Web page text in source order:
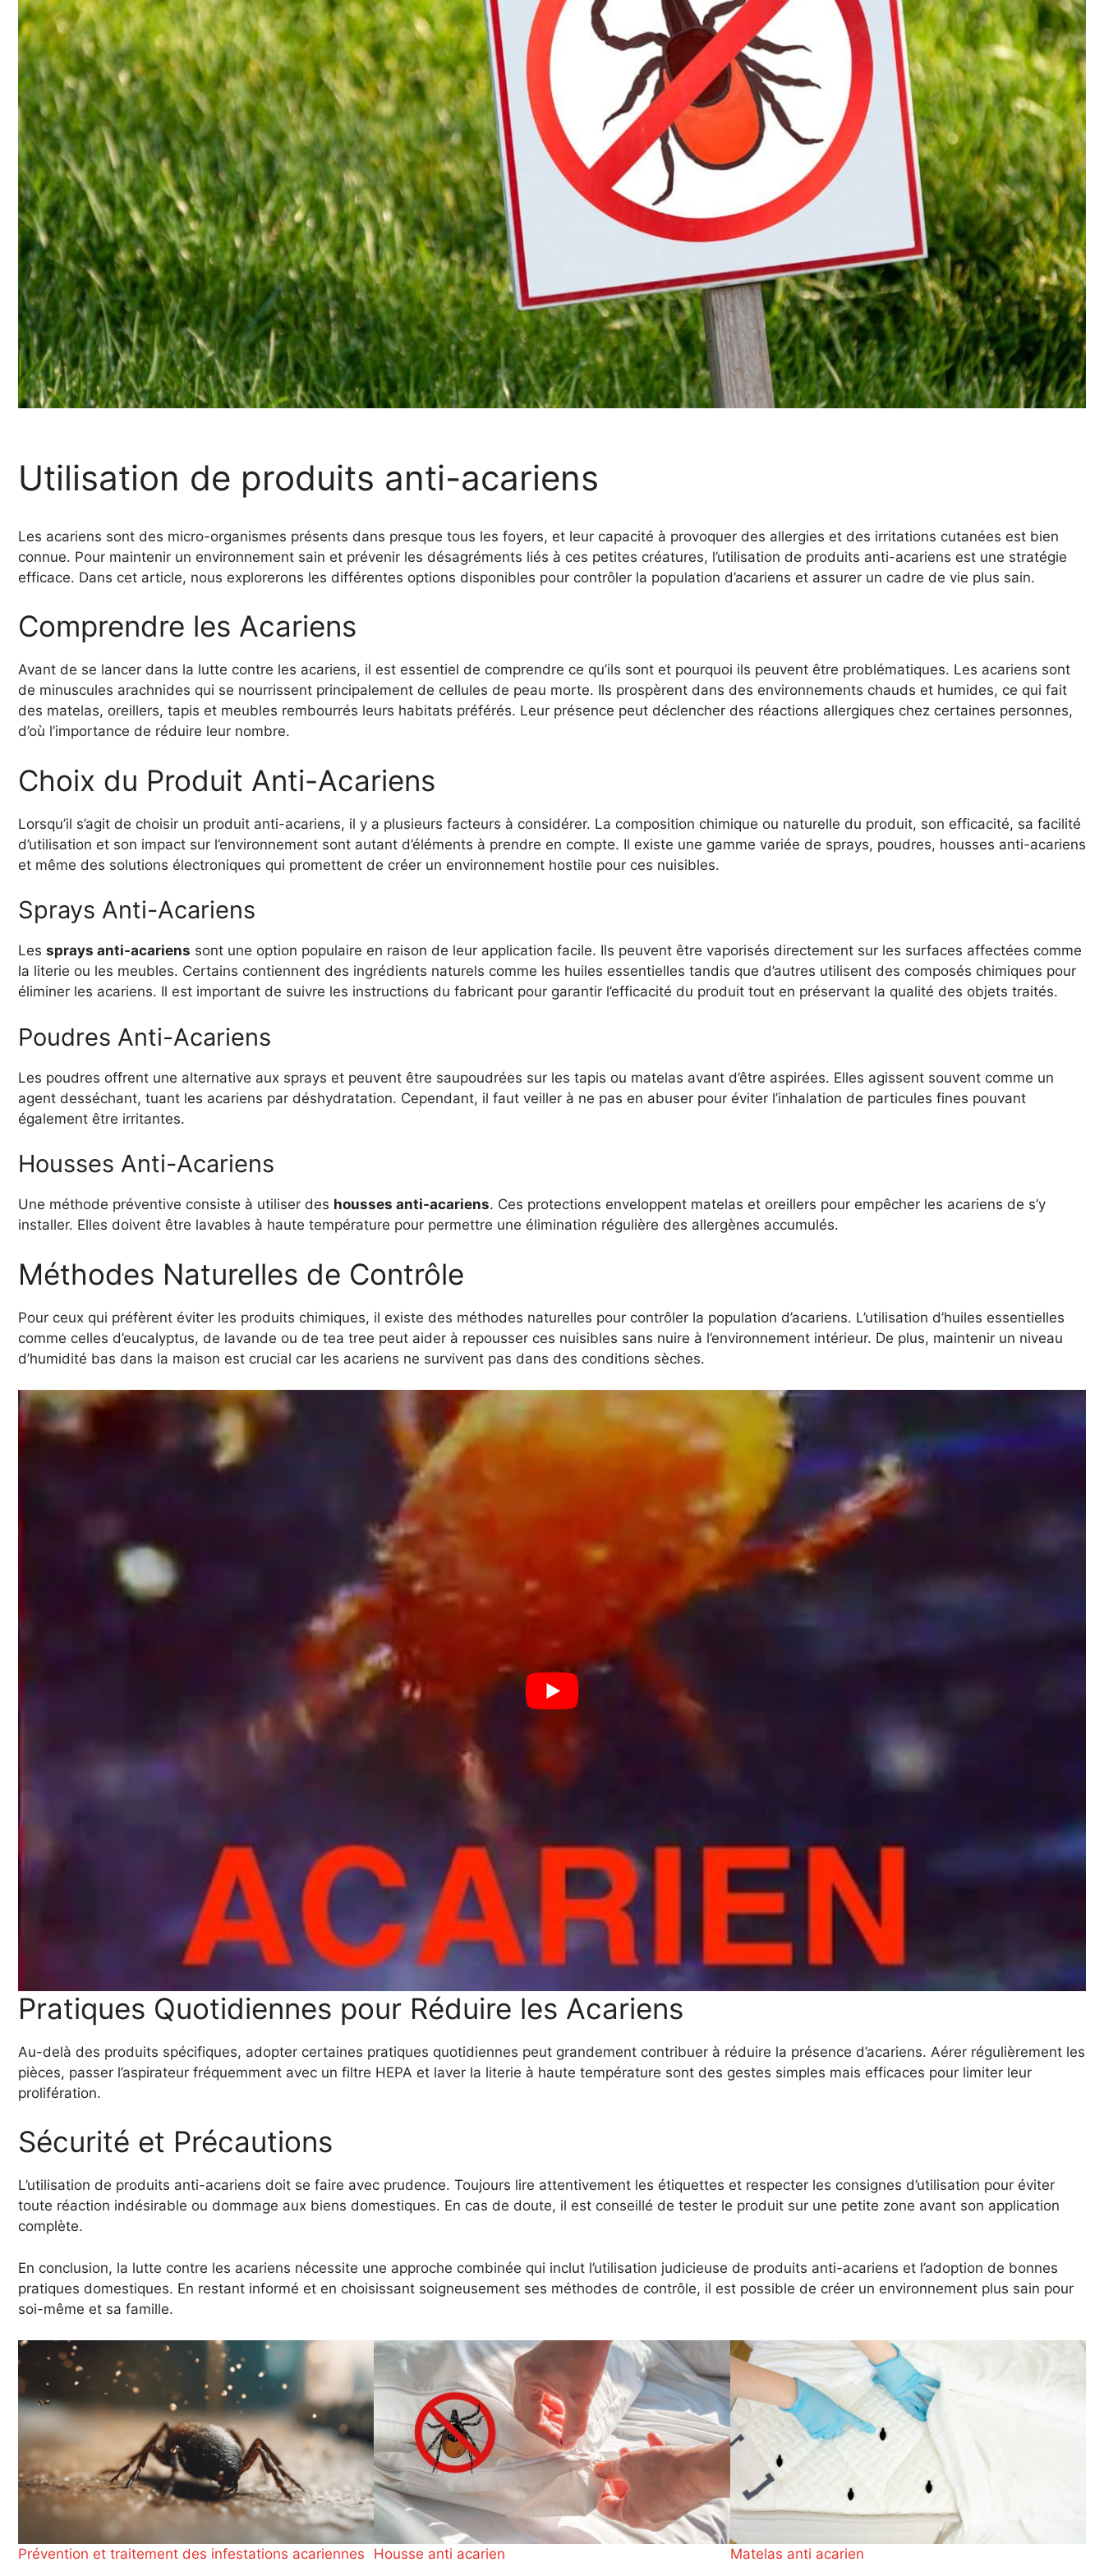
Utilisation de produits anti-acariens
Les acariens sont des micro-organismes présents dans presque tous les foyers, et leur capacité à provoquer des allergies et des irritations cutanées est bien
connue. Pour maintenir un environnement sain et prévenir les désagréments liés à ces petites créatures, l’utilisation de produits anti-acariens est une stratégie
efficace. Dans cet article, nous explorerons les différentes options disponibles pour contrôler la population d’acariens et assurer un cadre de vie plus sain.
Comprendre les Acariens
Avant de se lancer dans la lutte contre les acariens, il est essentiel de comprendre ce qu’ils sont et pourquoi ils peuvent être problématiques. Les acariens sont
de minuscules arachnides qui se nourrissent principalement de cellules de peau morte. Ils prospèrent dans des environnements chauds et humides, ce qui fait
des matelas, oreillers, tapis et meubles rembourrés leurs habitats préférés. Leur présence peut déclencher des réactions allergiques chez certaines personnes,
d’où l’importance de réduire leur nombre.
Choix du Produit Anti-Acariens
Lorsqu’il s’agit de choisir un produit anti-acariens, il y a plusieurs facteurs à considérer. La composition chimique ou naturelle du produit, son efficacité, sa facilité
d’utilisation et son impact sur l’environnement sont autant d’éléments à prendre en compte. Il existe une gamme variée de sprays, poudres, housses anti-acariens
et même des solutions électroniques qui promettent de créer un environnement hostile pour ces nuisibles.
Sprays Anti-Acariens
Les sprays anti-acariens sont une option populaire en raison de leur application facile. Ils peuvent être vaporisés directement sur les surfaces affectées comme
la literie ou les meubles. Certains contiennent des ingrédients naturels comme les huiles essentielles tandis que d’autres utilisent des composés chimiques pour
éliminer les acariens. Il est important de suivre les instructions du fabricant pour garantir l’efficacité du produit tout en préservant la qualité des objets traités.
Poudres Anti-Acariens
Les poudres offrent une alternative aux sprays et peuvent être saupoudrées sur les tapis ou matelas avant d’être aspirées. Elles agissent souvent comme un
agent desséchant, tuant les acariens par déshydratation. Cependant, il faut veiller à ne pas en abuser pour éviter l’inhalation de particules fines pouvant
également être irritantes.
Housses Anti-Acariens
Une méthode préventive consiste à utiliser des housses anti-acariens. Ces protections enveloppent matelas et oreillers pour empêcher les acariens de s’y
installer. Elles doivent être lavables à haute température pour permettre une élimination régulière des allergènes accumulés.
Méthodes Naturelles de Contrôle
Pour ceux qui préfèrent éviter les produits chimiques, il existe des méthodes naturelles pour contrôler la population d’acariens. L’utilisation d’huiles essentielles
comme celles d’eucalyptus, de lavande ou de tea tree peut aider à repousser ces nuisibles sans nuire à l’environnement intérieur. De plus, maintenir un niveau
d’humidité bas dans la maison est crucial car les acariens ne survivent pas dans des conditions sèches.
Pratiques Quotidiennes pour Réduire les Acariens
Au-delà des produits spécifiques, adopter certaines pratiques quotidiennes peut grandement contribuer à réduire la présence d’acariens. Aérer régulièrement les
pièces, passer l’aspirateur fréquemment avec un filtre HEPA et laver la literie à haute température sont des gestes simples mais efficaces pour limiter leur
prolifération.
Sécurité et Précautions
L’utilisation de produits anti-acariens doit se faire avec prudence. Toujours lire attentivement les étiquettes et respecter les consignes d’utilisation pour éviter
toute réaction indésirable ou dommage aux biens domestiques. En cas de doute, il est conseillé de tester le produit sur une petite zone avant son application
complète.
En conclusion, la lutte contre les acariens nécessite une approche combinée qui inclut l’utilisation judicieuse de produits anti-acariens et l’adoption de bonnes
pratiques domestiques. En restant informé et en choisissant soigneusement ses méthodes de contrôle, il est possible de créer un environnement plus sain pour
soi-même et sa famille.
Prévention et traitement des infestations acariennes Housse anti acarien Matelas anti acarien